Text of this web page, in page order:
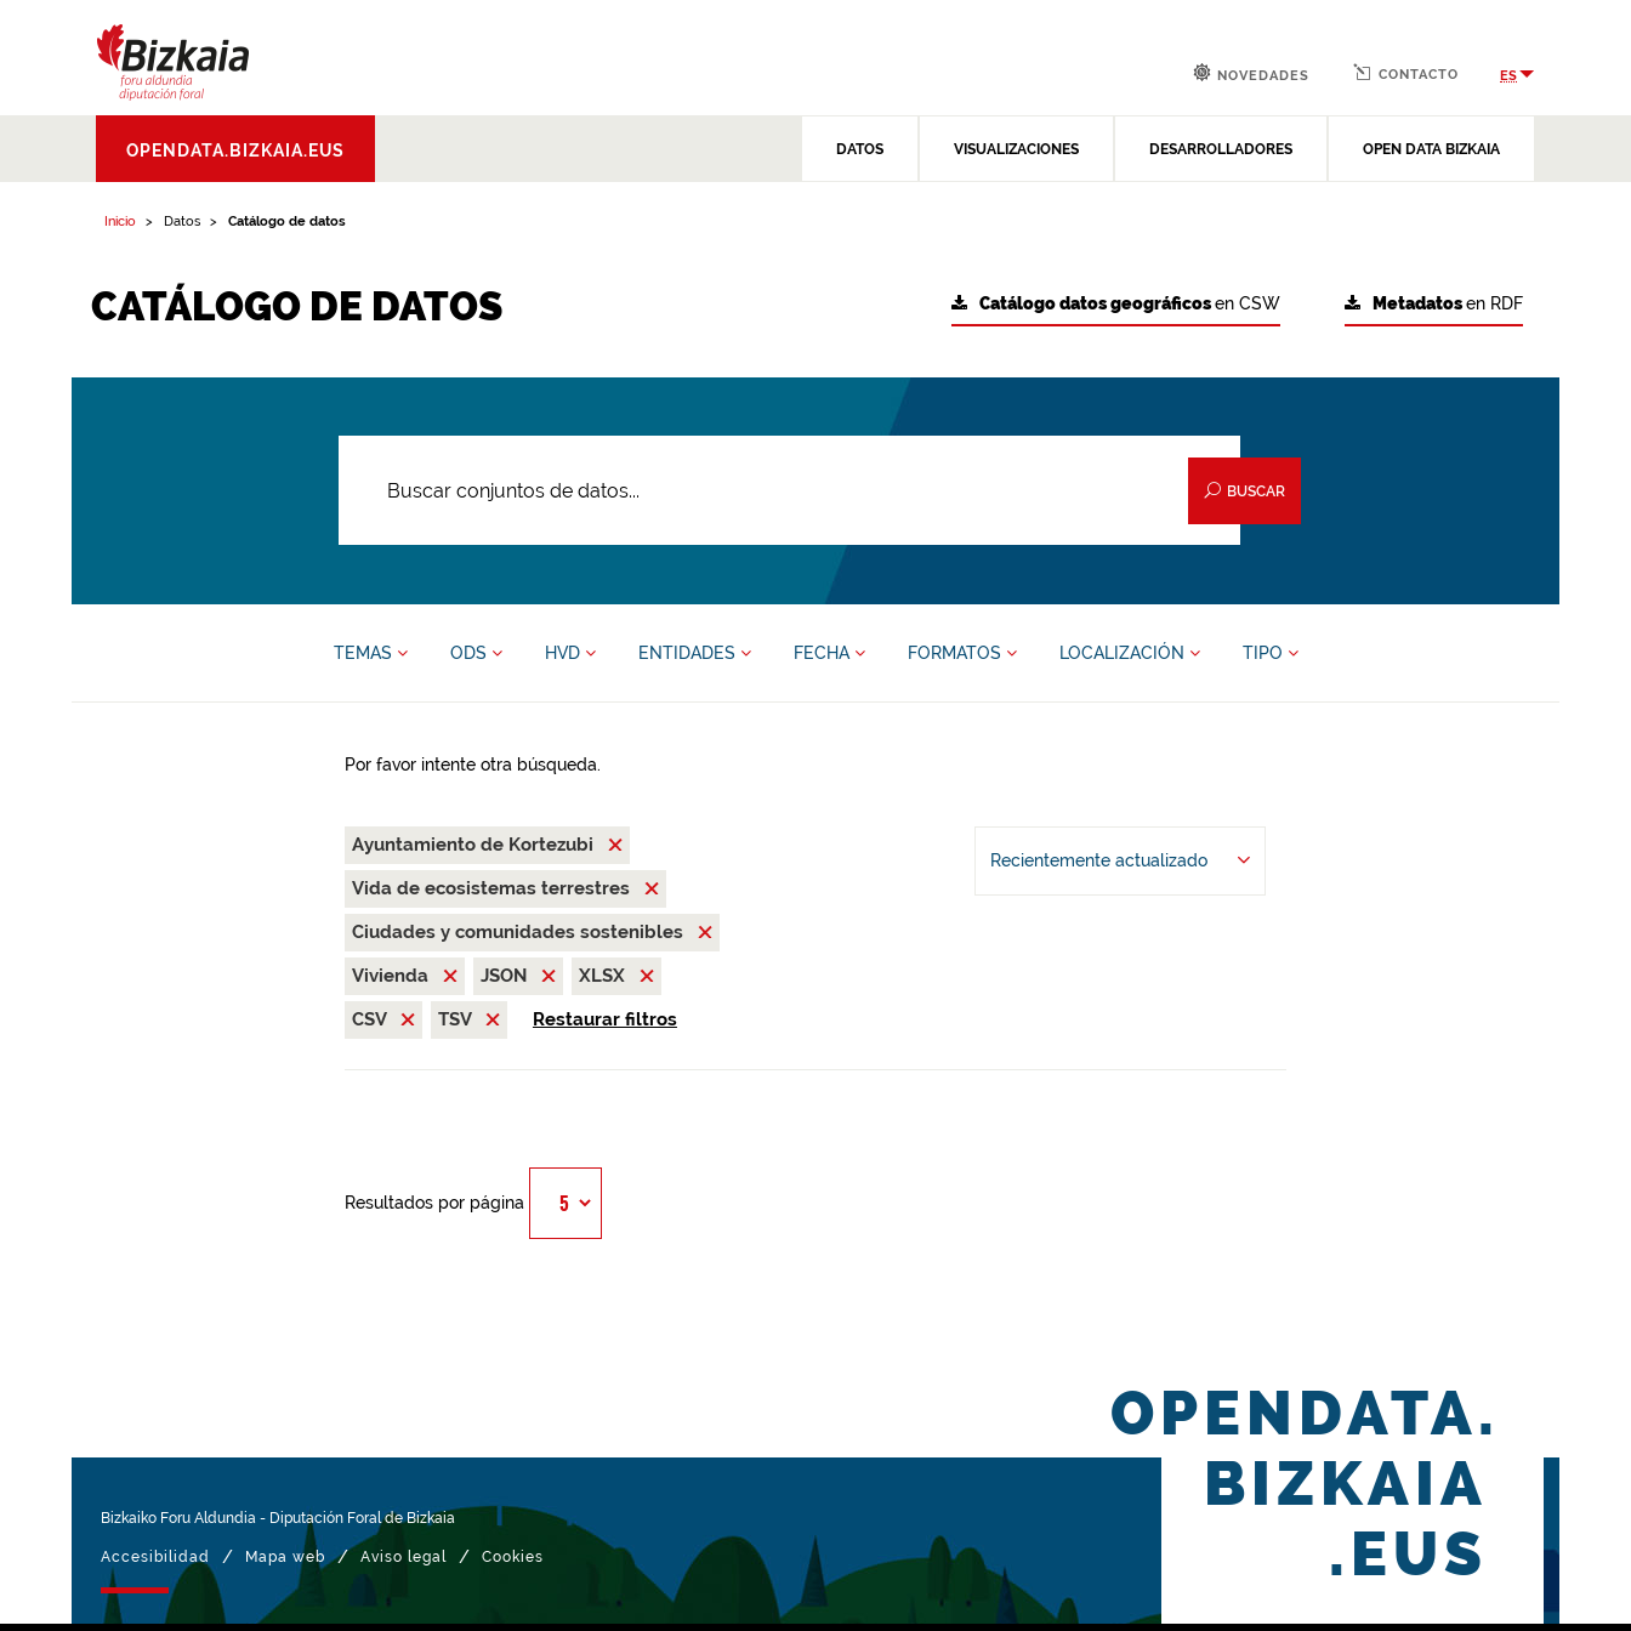
Aldundia.Diputacion
Foral de Bizkaia
OPENDATA.BIZKAIA.EUS DATOS VISUALIZACIONES DESARROLLADORES OPEN DATA BIZKAIA
NOVEDADES CONTACTO ES
Inicio Datos Catálogo de datos
CATÁLOGO DE DATOS Metadatosen RDF
Catálogo datos geográficosen CSW
BUSCAR
TEMAS ODS HVD ENTIDADES FECHA FORMATOS LOCALIZACIÓN TIPO
Por favor intente otra búsqueda.
Ayuntamiento de Kortezubi
Vida de ecosistemas terrestres
Ciudades y comunidades sostenibles
Vivienda
JSON
XLSX
CSV
TSV Restaurar filtros
Recientemente actualizado
Resultados por página
Bizkaiko Foru Aldundia - Diputación Foral de Bizkaia
Accesibilidad / Mapa web / Aviso legal / Cookies
OPENDATA.
BIZKAIA
.EUS